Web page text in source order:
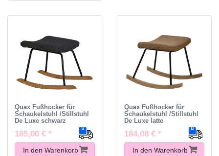
Quax Fußhocker für
Schaukelstuhl /Stillstuhl
De Luxe schwarz
185,00 € *
In den Warenkorb
Quax Fußhocker für
Schaukelstuhl /Stillstuhl
De Luxe latte
184,08 € *
In den Warenkorb